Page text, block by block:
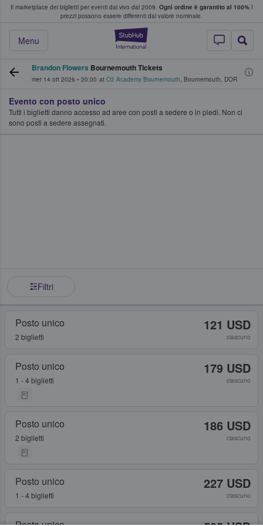
Il marketplace dei biglietti per eventi dal vivo dal 2009. Ogni ordine è garantito al 100%I
prezzi possono essere differenti dal valore nominale.
StubHub - Dove
Menu
fan comprano e vendono biglietti
Brandon Flowers Bournemouth Tickets
mer 14 ott 2026 • 20:00 at O2 Academy Bournemouth, Bournemouth, DOR
Evento con posto unico
Tutti i biglietti danno accesso ad aree con posti a sedere o in piedi. Non ci
sono posti a sedere assegnati.
Filtri
Posto unico
2 biglietti
121 USD
ciascuno
Posto unico
1 - 4 biglietti
179 USD
ciascuno
Posto unico
2 biglietti
186 USD
ciascuno
Posto unico
1 - 4 biglietti
227 USD
ciascuno